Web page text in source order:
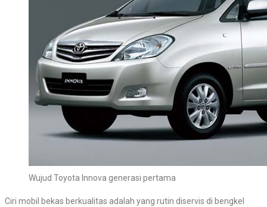
Wujud Toyota Innova generasi pertama
Ciri mobil bekas berkualitas adalah yang rutin diservis di bengkel